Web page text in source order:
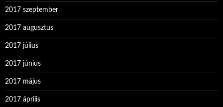
2017 szeptember
2017 augusztus
2017 július
2017 június
2017 május
2017 április